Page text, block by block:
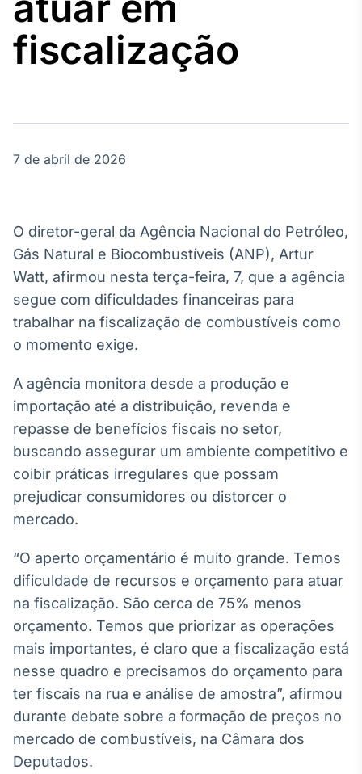
Tudo sobre o
agronegócio
Broadcast
Energia
O setor de
energia elétrica
White Label
Plataforma para
conteúdos
personalizados
Soluções de Dados
e Conteúdos
Broadcast
ativos
Broadcast
Datafeed
APIs para
integração de
dados
Broadcast
fiscalização
7 de abril de 2026
O diretor-geral da Agência Nacional do Petróleo,
Gás Natural e Biocombustíveis (ANP), Artur
Watt, afirmou nesta terça-feira, 7, que a agência
segue com dificuldades financeiras para
trabalhar na fiscalização de combustíveis como
o momento exige.
A agência monitora desde a produção e
importação até a distribuição, revenda e
repasse de benefícios fiscais no setor,
buscando assegurar um ambiente competitivo e
coibir práticas irregulares que possam
prejudicar consumidores ou distorcer o
mercado.
“O aperto orçamentário é muito grande. Temos
dificuldade de recursos e orçamento para atuar
na fiscalização. São cerca de 75% menos
orçamento. Temos que priorizar as operações
mais importantes, é claro que a fiscalização está
nesse quadro e precisamos do orçamento para
ter fiscais na rua e análise de amostra”, afirmou
durante debate sobre a formação de preços no
mercado de combustíveis, na Câmara dos
Deputados.